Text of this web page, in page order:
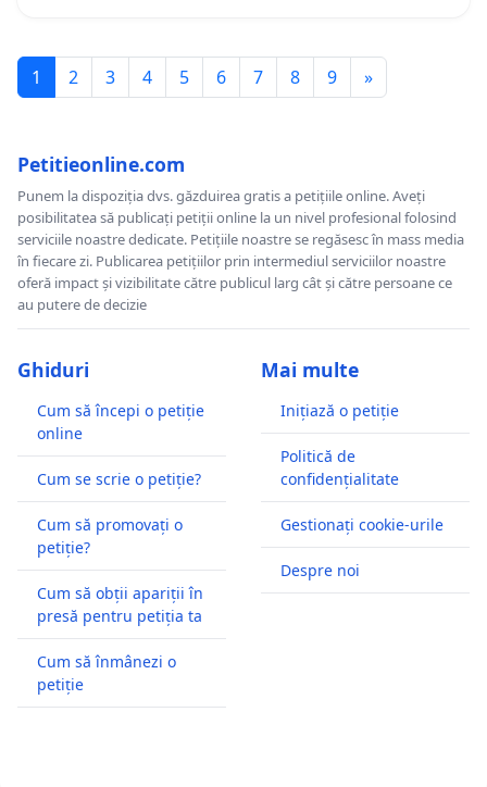
1 2 3 4 5 6 7 8 9 »
Petitieonline.com
Punem la dispoziția dvs. găzduirea gratis a petițiile online. Aveți
posibilitatea să publicați petiții online la un nivel profesional folosind
serviciile noastre dedicate. Petițiile noastre se regăsesc în mass media
în fiecare zi. Publicarea petițiilor prin intermediul serviciilor noastre
oferă impact și vizibilitate către publicul larg cât și către persoane ce
au putere de decizie
Ghiduri
Cum să începi o petiție
online
Cum se scrie o petiție?
Cum să promovați o
petiție?
Cum să obții apariții în
presă pentru petiția ta
Cum să înmânezi o
petiție
Mai multe
Inițiază o petiție
Politică de
confidențialitate
Gestionați cookie-urile
Despre noi